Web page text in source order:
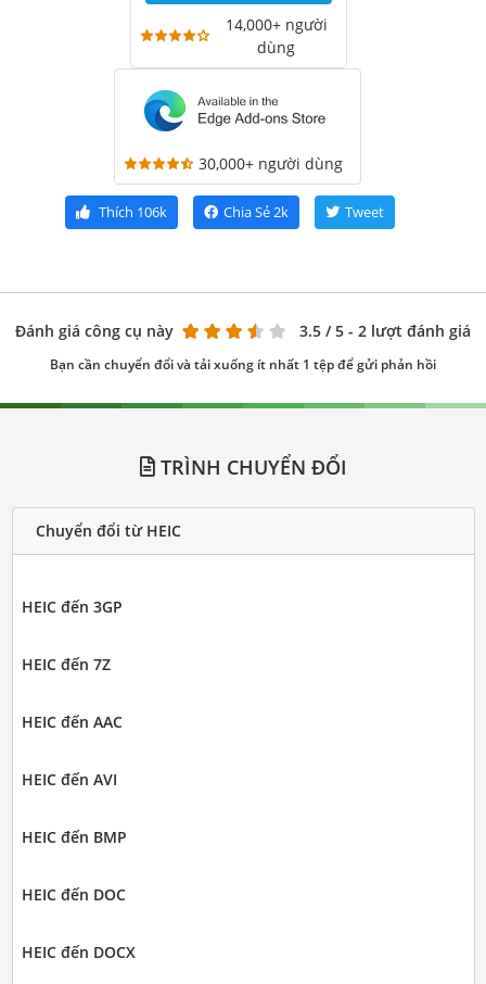
14,000+ người
dùng
30,000+ người dùng
Thích 106k Chia Sẻ2k Tweet
Đánh giá công cụ này 3.5 / 5 - 2 lượt đánh giá
Bạn cần chuyển đổi và tải xuống ít nhất 1 tệp để gửi phản hồi
TRÌNH CHUYỂN ĐỔI
Chuyển đổi từ HEIC
HEIC đến 3GP
HEIC đến 7Z
HEIC đến AAC
HEIC đến AVI
HEIC đến BMP
HEIC đến DOC
HEIC đến DOCX